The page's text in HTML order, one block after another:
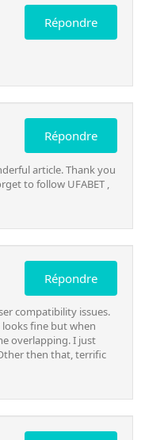
Répondre
Répondre
article. Thank you
to follow UFABET
Répondre
compatibility issues.
fine but when
overlapping. I just
then that, terrific